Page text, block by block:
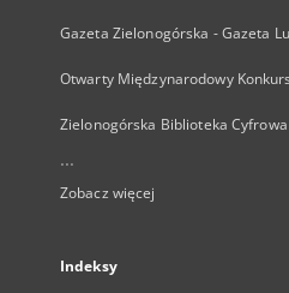
Gazeta Zielonogórska - Gazeta
Otwarty Międzynarodowy
Zielonogórska Biblioteka
...
Zobacz więcej
Indeksy